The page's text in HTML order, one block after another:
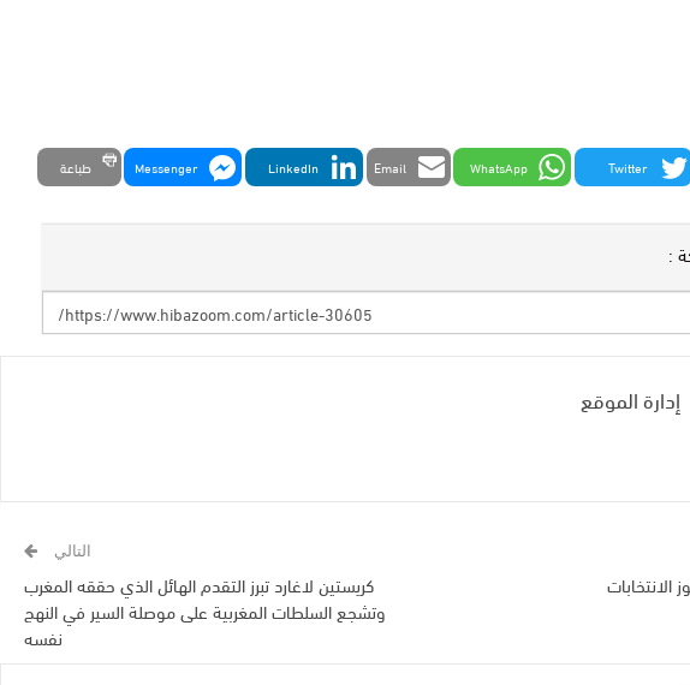
Twitter
WhatsApp
Email
LinkedIn
Messenger طباعة
:
إدارة الموقع
التالي
كريستين لاغارد تبرز التقدم الهائل الذي حققه المغرب
وتشجع السلطات المغربية على موصلة السير في النهج
نفسه